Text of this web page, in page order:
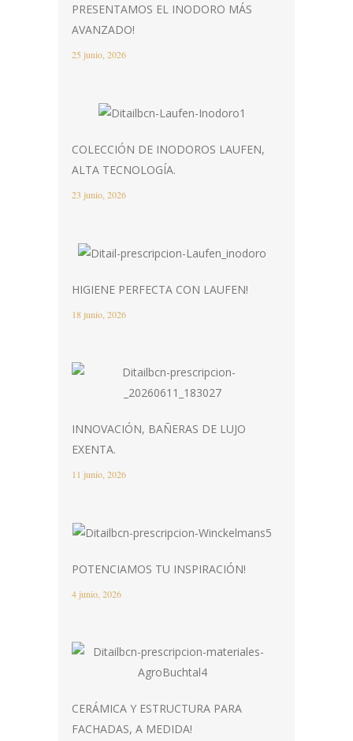
PRESENTAMOS EL INODORO MÁS
AVANZADO!
25 junio, 2026
COLECCIÓN DE INODOROS LAUFEN,
ALTA TECNOLOGÍA.
23 junio, 2026
HIGIENE PERFECTA CON LAUFEN!
18 junio, 2026
INNOVACIÓN, BAÑERAS DE LUJO
EXENTA.
11 junio, 2026
POTENCIAMOS TU INSPIRACIÓN!
4 junio, 2026
CERÁMICA Y ESTRUCTURA PARA
FACHADAS, A MEDIDA!